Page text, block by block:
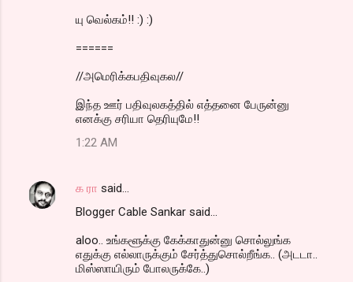
யு வெல்கம்!! :) :)
======
//அமெரிக்கபதிவுகல//
இந்த ஊர் பதிவுலகத்தில் எத்தனை பேருன்னு
எனக்கு சரியா தெரியுமே!!
1:22 AM
க ரா said…
Blogger Cable Sankar said...
aloo.. உங்களூக்கு கேக்காதுன்னு சொல்லுங்க
எதுக்கு எல்லாருக்கும் சேர்த்துசொல்றீங்க.. (அடடா..
மிஸ்ஸாயிரும் போலருக்கே..)